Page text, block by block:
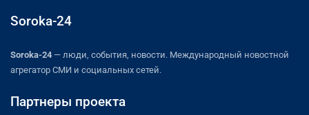
Soroka-24
Soroka-24 — люди, события, новости. Международный новостной
агрегатор СМИ и социальных сетей.
Партнеры проекта